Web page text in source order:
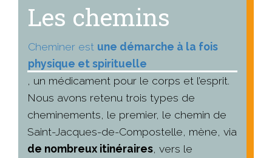
Les chemins
Cheminer est une démarche à la fois
physique et spirituelle
, un médicament pour le corps et l’esprit.
Nous avons retenu trois types de
cheminements, le premier, le chemin de
Saint-Jacques-de-Compostelle, mène, via
de nombreux itinéraires, vers le